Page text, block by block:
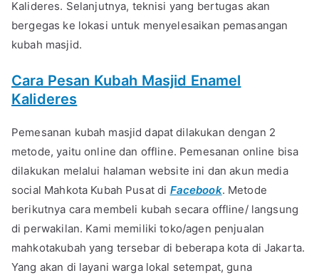
Kalideres. Selanjutnya, teknisi yang bertugas akan
bergegas ke lokasi untuk menyelesaikan pemasangan
kubah masjid.
Cara Pesan Kubah Masjid Enamel
Kalideres
Pemesanan kubah masjid dapat dilakukan dengan 2
metode, yaitu online dan offline. Pemesanan online bisa
dilakukan melalui halaman website ini dan akun media
social Mahkota Kubah Pusat di Facebook. Metode
berikutnya cara membeli kubah secara offline/ langsung
di perwakilan. Kami memiliki toko/agen penjualan
mahkotakubah yang tersebar di beberapa kota di Jakarta.
Yang akan di layani warga lokal setempat, guna